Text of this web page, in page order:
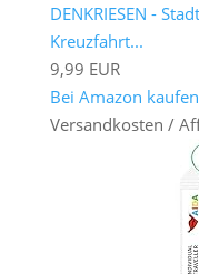
DENKRIESEN -
Kreuzfahrt...
9,99 EUR
Bei Amazon kaufen
Versandkosten /